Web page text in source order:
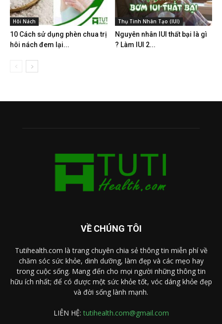
Hôi Nách
10 Cách sử dụng phèn chua trị
hôi nách đem lại...
Thụ Tinh Nhân Tạo (IUI)
Nguyên nhân IUI thất bại là gì
? Làm IUI 2...
VỀ CHÚNG TÔI
Tutihealth.com là trang chuyên chia sẻ thông tin miễn phí về
chăm sóc sức khỏe, dinh dưỡng, làm đẹp và các mẹo hay
trong cuộc sống. Mang đến cho mọi người những thông tin
hữu ích nhất; để có được một sức khỏe tốt, vóc dáng khỏe đẹp
và đời sống lành mạnh.
LIÊN HỆ:tutihealth.com@gmail.com